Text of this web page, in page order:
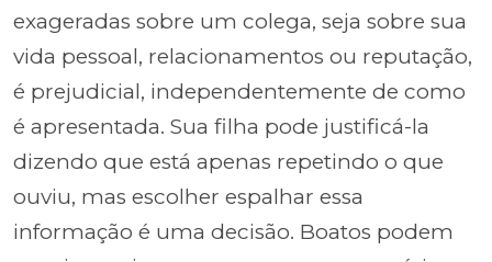
exageradas sobre um colega, seja sobre sua
vida pessoal, relacionamentos ou reputação,
é prejudicial, independentemente de como
é apresentada. Sua filha pode justificá-la
dizendo que está apenas repetindo o que
ouviu, mas escolher espalhar essa
informação é uma decisão. Boatos podem